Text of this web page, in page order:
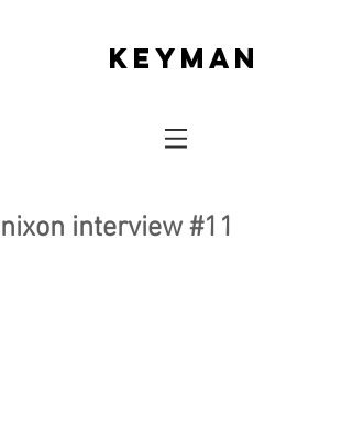
keyman
nixon interview #11